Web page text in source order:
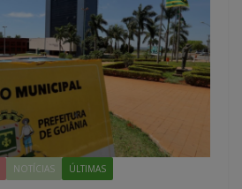
NOTÍCIAS ÚLTIMAS